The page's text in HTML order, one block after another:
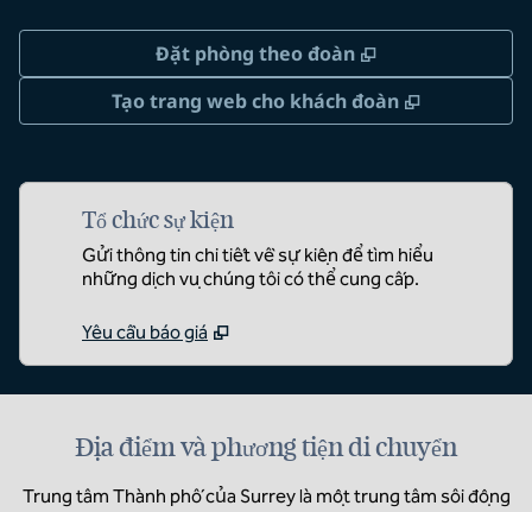
Đặt phòng theo đoàn ,
Tạo trang web cho khách đoàn
,
Tổ chức sự kiện
Gửi thông tin chi tiết về sự kiện để tìm hiểu
những dịch vụ chúng tôi có thể cung cấp.
Yêu cầu báo giá
Địa điểm và phương tiện di chuyển
Trung tâm Thành phố của Surrey là một trung tâm sôi động